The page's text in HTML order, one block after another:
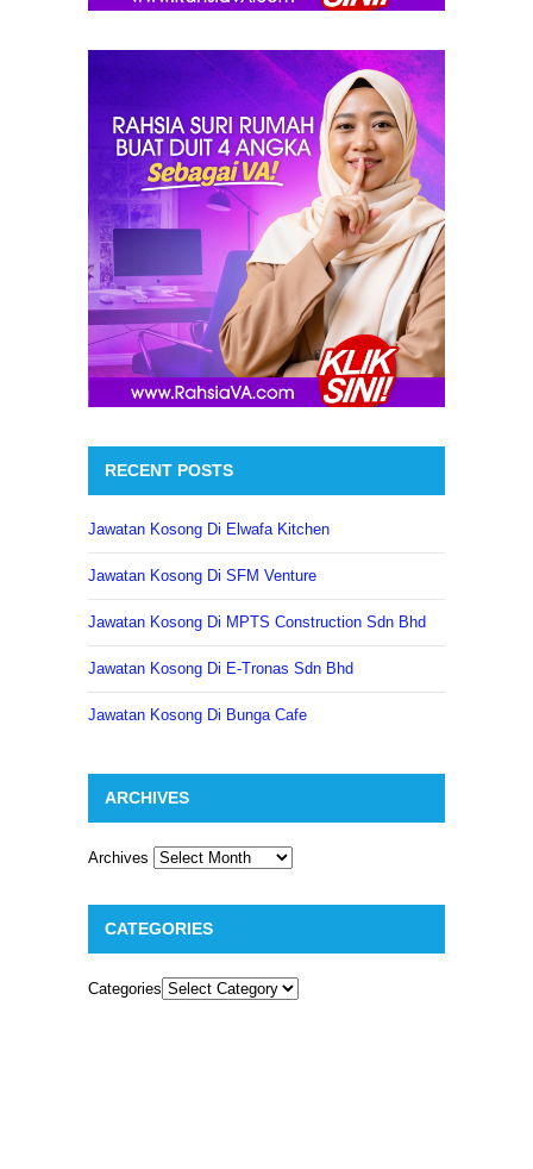
RECENT POSTS
Jawatan Kosong Di Elwafa Kitchen
Jawatan Kosong Di SFM Venture
Jawatan Kosong Di MPTS Construction Sdn Bhd
Jawatan Kosong Di E-Tronas Sdn Bhd
Jawatan Kosong Di Bunga Cafe
ARCHIVES
Archives
CATEGORIES
Categories